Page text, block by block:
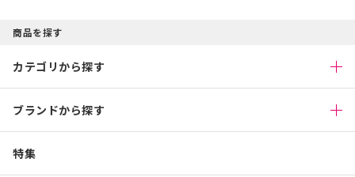
商品を探す
カテゴリから探す
ブランドから探す
特集